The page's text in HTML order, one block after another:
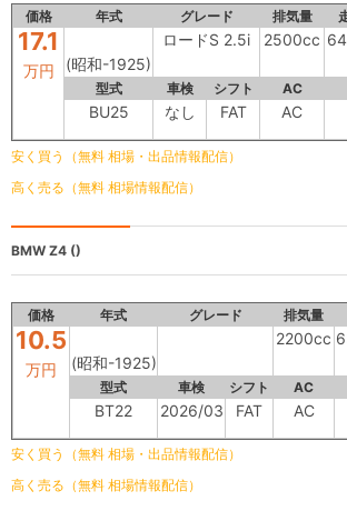
価格 年式 グレード 排気量
17.1
万円 (昭和-1925)
ロードS 2.5i 2500cc
型式 車検 シフト AC
BU25 なし FAT AC
安く買う（無料 相場・出品情報配信）
高く売る（無料 相場情報配信）
BMW Z4 ()
価格 年式 グレード 排気量
10.5
万円 (昭和-1925)
2200cc
型式 車検 シフト AC
BT22 2026/03 FAT AC
安く買う（無料 相場・出品情報配信）
高く売る（無料 相場情報配信）